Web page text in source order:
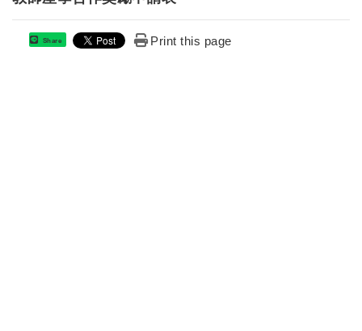
Share Print this page